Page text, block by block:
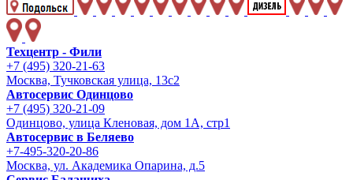
Техцентр - Фили
+7 (495) 320-21-63
Москва, Тучковская улица, 13с2
Автосервис Одинцово
+7 (495) 320-21-09
Одинцово, улица Кленовая, дом 1А, стр1
Автосервис в Беляево
+7-495-320-20-86
Москва, ул. Академика Опарина, д.5